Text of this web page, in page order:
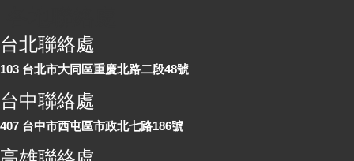
台北聯絡處
103 台北市大同區重慶北路二段48號
台中聯絡處
407 台中市西屯區市政北七路186號